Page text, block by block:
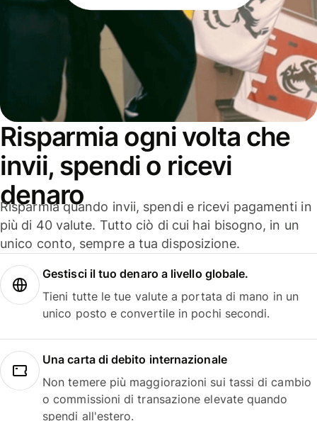
Risparmia ogni volta che
invii, spendi o ricevi
denaro
Risparmia quando invii, spendi e ricevi pagamenti in
più di 40 valute. Tutto ciò di cui hai bisogno, in un
unico conto, sempre a tua disposizione.
Gestisci il tuo denaro a livello globale.
Tieni tutte le tue valute a portata di mano in un
unico posto e convertile in pochi secondi.
Una carta di debito internazionale
Non temere più maggiorazioni sui tassi di cambio
o commissioni di transazione elevate quando
spendi all'estero.